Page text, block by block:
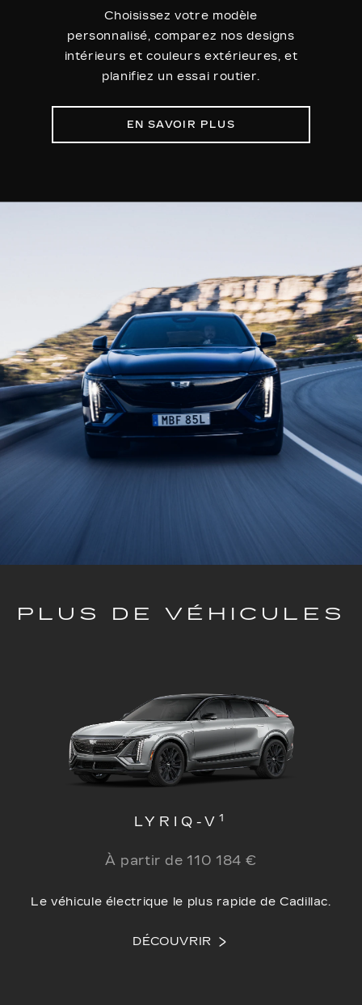
Choisissez votre modèle
personnalisé, comparez nos designs
intérieurs et couleurs extérieures, et
planifiez un essai routier.
EN SAVOIR PLUS
PLUS DE VÉHICULES
LYRIQ-V 1
À partir de 110 184 €
Le véhicule électrique le plus rapide de Cadillac.
DÉCOUVRIR